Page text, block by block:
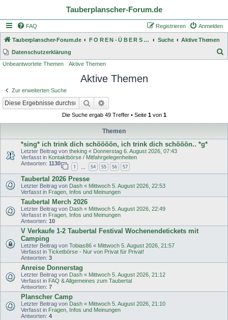
Tauberplanscher-Forum.de
FAQ Anmelden
Registrieren
Tauberplanscher-Forum.de F O R E N - Ü B E R S I C H T Suche
Aktive Themen
Datenschutzerklärung
Unbeantwortete Themen Aktive Themen
Aktive Themen
Zur erweiterten Suche
Suche
Die Suche ergab 49 Treffer • Seite 1von 1
Themen
*sing* ich trink dich schöööön, ich trink dich schööön.. *g*
Letzter Beitrag von theking « Donnerstag 6. August 2026, 07:43
Verfasst in Kontaktbörse / Mitfahrgelegenheiten
Antworten: 1130
1 54 55 56 57
Taubertal 2026 Presse
Letzter Beitrag von Dash « Mittwoch 5. August 2026, 22:53
Verfasst in Fragen, Infos und Meinungen
Taubertal Merch 2026
Letzter Beitrag von Dash « Mittwoch 5. August 2026, 22:49
Verfasst in Fragen, Infos und Meinungen
Antworten: 10
V Verkaufe 1-2 Taubertal Festival Wochenendetickets mit
Camping
Letzter Beitrag von Tobias86 « Mittwoch 5. August 2026, 21:57
Verfasst in Ticketbörse - Nur von Privat für Privat!
Antworten: 3
Anreise Donnerstag
Letzter Beitrag von Dash « Mittwoch 5. August 2026, 21:12
Verfasst in FAQ & Allgemeines zum Taubertal
Antworten: 7
Planscher Camp
Letzter Beitrag von Dash « Mittwoch 5. August 2026, 21:10
Verfasst in Fragen, Infos und Meinungen
Antworten: 4